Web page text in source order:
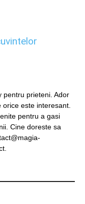
pentru prieteni. Ador
orice este interesant.
pentru a gasi
Cine doreste sa